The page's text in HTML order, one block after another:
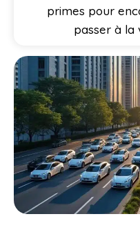
primes pour
passer à la